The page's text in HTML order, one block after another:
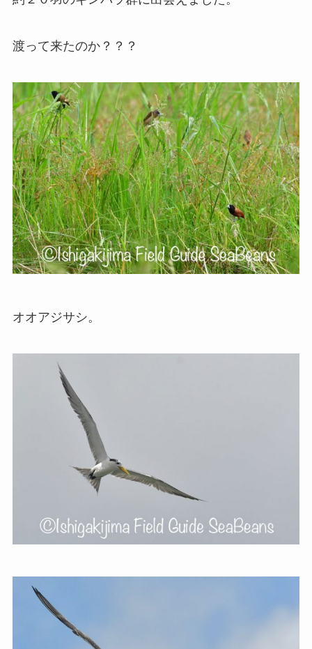
渡って来たのか？？？
オオアジサシ。